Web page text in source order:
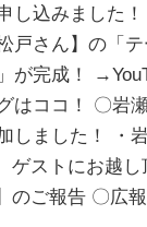
し込みました
松戸さん】の「
が完成！
はココ！ 〇岩
しました！ ・
ゲストにお越
のご報告 〇広